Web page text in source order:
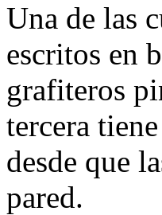
Una de las
escritos en
grafiteros
tercera
desde que
pared.